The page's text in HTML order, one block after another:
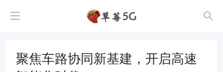
聚焦车路协同新基建，开启高速